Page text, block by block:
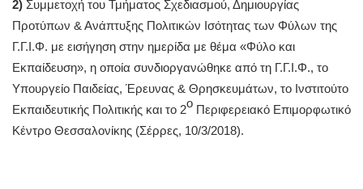
2) Συμμετοχή του Τμήματος Σχεδιασμού, Δημιουργίας
Προτύπων & Ανάπτυξης Πολιτικών Ισότητας των Φύλων της
Γ.Γ.Ι.Φ. με εισήγηση στην ημερίδα με θέμα «Φύλο και
Εκπαίδευση», η οποία συνδιοργανώθηκε από τη Γ.Γ.Ι.Φ., το
Υπουργείο Παιδείας, Έρευνας & Θρησκευμάτων, το Ινστιτούτο
Εκπαιδευτικής Πολιτικής και το 2ο Περιφερειακό Επιμορφωτικό
Κέντρο Θεσσαλονίκης (Σέρρες, 10/3/2018).